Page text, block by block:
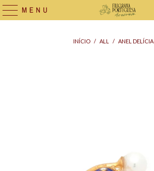
MENU
INÍCIO / ALL / ANEL DELÍCIA